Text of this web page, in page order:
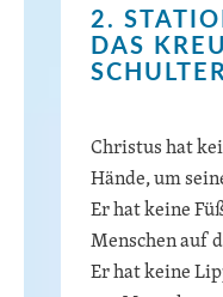
2.
DAS
Christus hat
Hände, um
Er hat keine
Menschen auf
Er hat keine